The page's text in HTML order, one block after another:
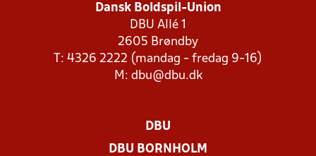
Dansk Boldspil-Union
DBU Allé 1
2605 Brøndby
T: 4326 2222 (mandag - fredag 9-16)
M: dbu@dbu.dk
DBU
DBU BORNHOLM